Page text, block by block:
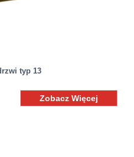
typ 13
Zobacz Więcej